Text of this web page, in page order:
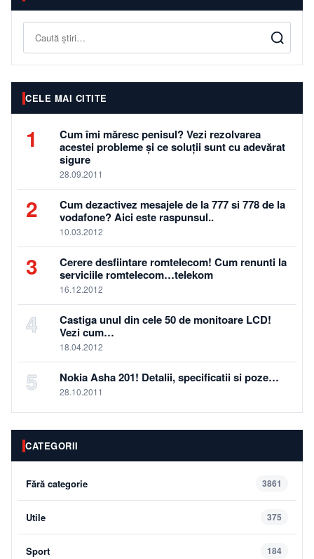
Caută
CELE MAI CITITE
1
Cum îmi măresc penisul? Vezi rezolvarea
acestei probleme și ce soluții sunt cu adevărat
sigure
28.09.2011
2
Cum dezactivez mesajele de la 777 si 778 de la
vodafone? Aici este raspunsul..
10.03.2012
3
Cerere desfiintare romtelecom! Cum renunti la
serviciile romtelecom…telekom
16.12.2012
4
Castiga unul din cele 50 de monitoare LCD!
Vezi cum…
18.04.2012
5 Nokia Asha 201! Detalii, specificatii si poze…
28.10.2011
CATEGORII
Fără categorie 3861
Utile 375
Sport 184